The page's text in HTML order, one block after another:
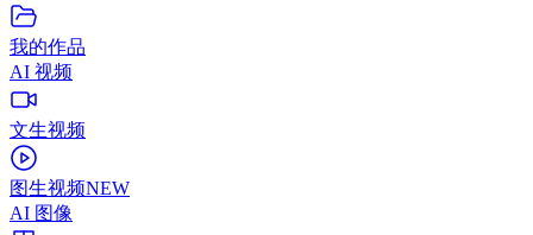
我的作品
AI 视频
文生视频
图生视频NEW
AI 图像